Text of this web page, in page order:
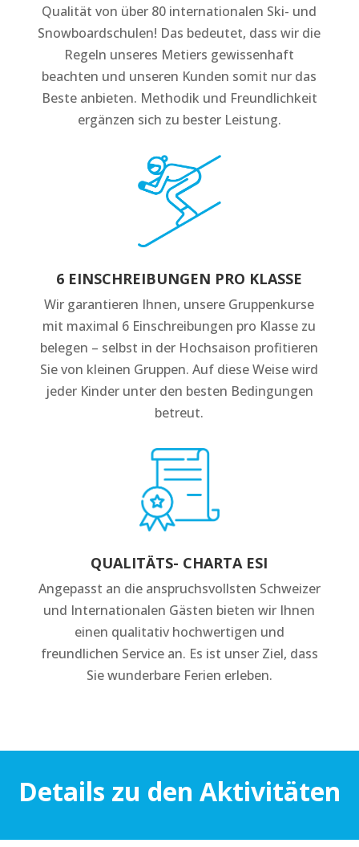
Qualität von über 80 internationalen Ski- und
Snowboardschulen! Das bedeutet, dass wir die
Regeln unseres Metiers gewissenhaft
beachten und unseren Kunden somit nur das
Beste anbieten. Methodik und Freundlichkeit
ergänzen sich zu bester Leistung.
6 EINSCHREIBUNGEN PRO KLASSE
Wir garantieren Ihnen, unsere Gruppenkurse
mit maximal 6 Einschreibungen pro Klasse zu
belegen – selbst in der Hochsaison profitieren
Sie von kleinen Gruppen. Auf diese Weise wird
jeder Kinder unter den besten Bedingungen
betreut.
QUALITÄTS- CHARTA ESI
Angepasst an die anspruchsvollsten Schweizer
und Internationalen Gästen bieten wir Ihnen
einen qualitativ hochwertigen und
freundlichen Service an. Es ist unser Ziel, dass
Sie wunderbare Ferien erleben.
Details zu den Aktivitäten